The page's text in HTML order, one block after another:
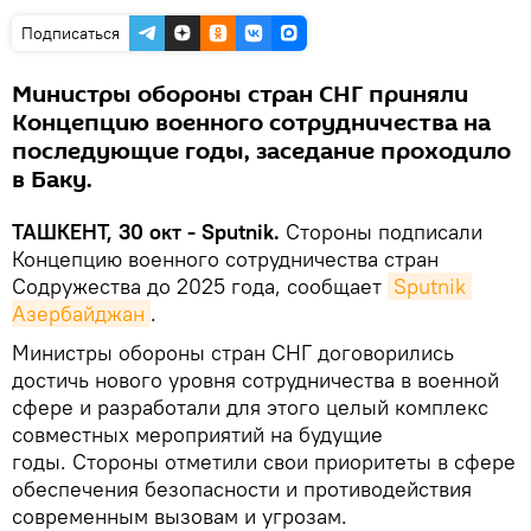
Подписаться
Министры обороны стран СНГ приняли
Концепцию военного сотрудничества на
последующие годы, заседание проходило
в Баку.
ТАШКЕНТ, 30 окт - Sputnik. Стороны подписали
Концепцию военного сотрудничества стран
Содружества до 2025 года, сообщает Sputnik
Азербайджан .
Министры обороны стран СНГ договорились
достичь нового уровня сотрудничества в военной
сфере и разработали для этого целый комплекс
совместных мероприятий на будущие
годы. Стороны отметили свои приоритеты в сфере
обеспечения безопасности и противодействия
современным вызовам и угрозам.